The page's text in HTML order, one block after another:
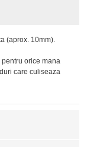
(aprox. 10mm).
orice mana
care culiseaza